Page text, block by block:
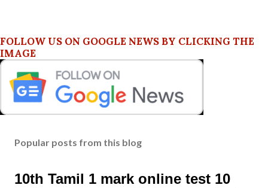
FOLLOW US ON GOOGLE NEWS BY CLICKING THE
IMAGE
Popular posts from this blog
10th Tamil 1 mark online test 10